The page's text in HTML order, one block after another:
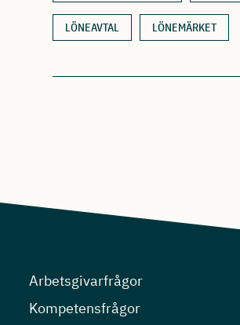
LÖNEAVTAL LÖNEMÄRKET
Arbetsgivarfrågor
Kompetensfrågor